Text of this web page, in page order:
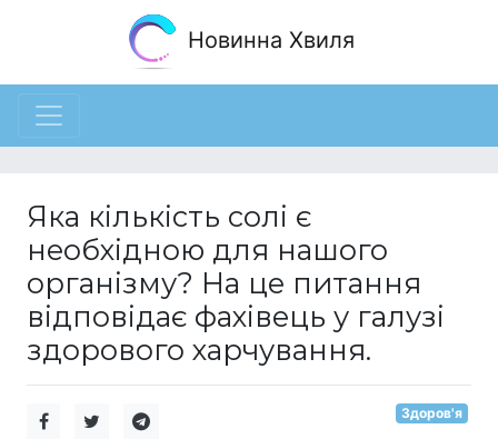
Новинна Хвиля
Яка кількість солі є
необхідною для нашого
організму? На це питання
відповідає фахівець у галузі
здорового харчування.
Здоров'я